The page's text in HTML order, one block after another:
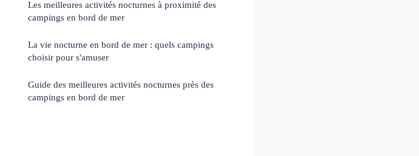
Les meilleures activités nocturnes à proximité des
campings en bord de mer
La vie nocturne en bord de mer : quels campings
choisir pour s'amuser
Guide des meilleures activités nocturnes près des
campings en bord de mer